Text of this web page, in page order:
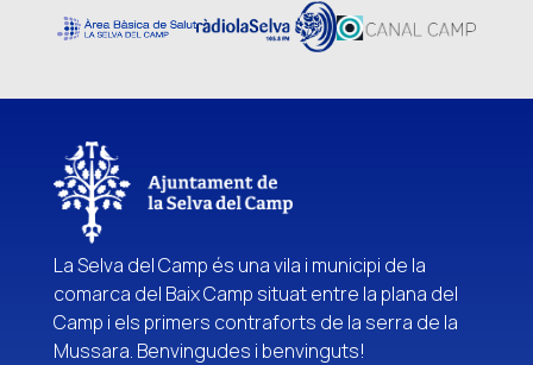
La Selva del Camp és una vila i municipi de la
comarca del Baix Camp situat entre la plana del
Camp i els primers contraforts de la serra de la
Mussara. Benvingudes i benvinguts!